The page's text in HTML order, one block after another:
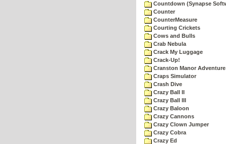
Countdown (Synapse
Counter
CounterMeasure
Courting Crickets
Cows and Bulls
Crab Nebula
Crack My Luggage
Crack-Up!
Cranston Manor Adventure
Craps Simulator
Crash Dive
Crazy Ball II
Crazy Ball III
Crazy Baloon
Crazy Cannons
Crazy Clown Jumper
Crazy Cobra
Crazy Ed